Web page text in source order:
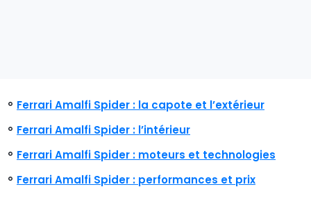
Ferrari Amalfi Spider : la capote et l’extérieur
Ferrari Amalfi Spider : l’intérieur
Ferrari Amalfi Spider : moteurs et technologies
Ferrari Amalfi Spider : performances et prix